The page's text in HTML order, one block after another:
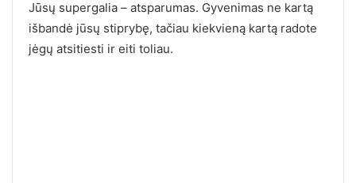
Jūsų supergalia – atsparumas. Gyvenimas ne kartą
išbandė jūsų stiprybę, tačiau kiekvieną kartą radote
jėgų atsitiesti ir eiti toliau.